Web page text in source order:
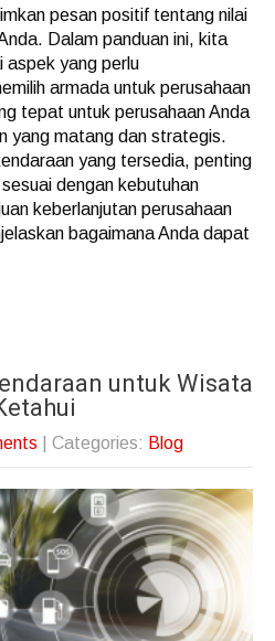
pesan positif tentang nilai
Dalam panduan ini, kita
aspek yang perlu
armada untuk perusahaan
tepat untuk perusahaan Anda
yang matang dan strategis.
yang tersedia, penting
dengan kebutuhan
keberlanjutan perusahaan
bagaimana Anda dapat
untuk Wisata
| Categories: Blog